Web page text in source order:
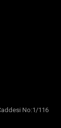
No:1/116